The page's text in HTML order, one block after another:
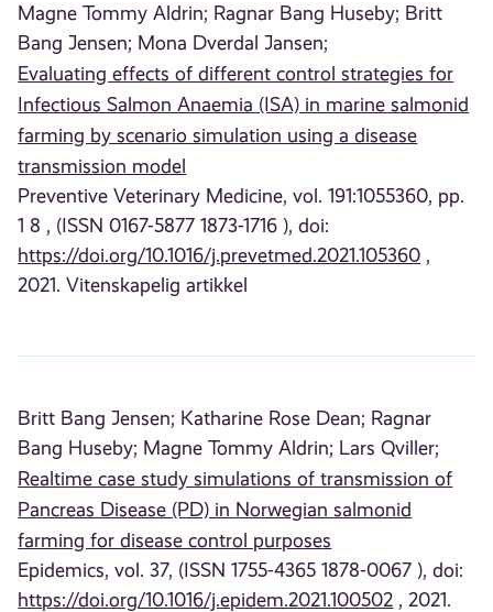
Magne Tommy Aldrin; Ragnar Bang Huseby; Britt
Bang Jensen; Mona Dverdal Jansen;
Evaluating effects of different control strategies for
Infectious Salmon Anaemia (ISA) in marine salmonid
farming by scenario simulation using a disease
transmission model
Preventive Veterinary Medicine, vol. 191:1055360, pp.
1 8 , (ISSN 0167-5877 1873-1716 ), doi:
https://doi.org/10.1016/j.prevetmed.2021.105360 ,
2021. Vitenskapelig artikkel
Britt Bang Jensen; Katharine Rose Dean; Ragnar
Bang Huseby; Magne Tommy Aldrin; Lars Qviller;
Realtime case study simulations of transmission of
Pancreas Disease (PD) in Norwegian salmonid
farming for disease control purposes
Epidemics, vol. 37, (ISSN 1755-4365 1878-0067 ), doi:
https://doi.org/10.1016/j.epidem.2021.100502 , 2021.